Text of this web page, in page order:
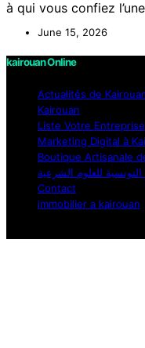
à qui vous confiez
June 15, 2026
kairouan Online
Actualités de
Kairouan
Liste Votre Entreprise
Marketing Digital à
Boutique Artisanale
التونسية للعلوم الشرعية
Contact
immobilier a kairouan